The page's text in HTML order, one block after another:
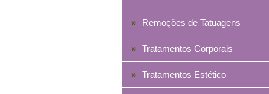
Remoções de Tatuagens
Tratamentos Corporais
Tratamentos Estético